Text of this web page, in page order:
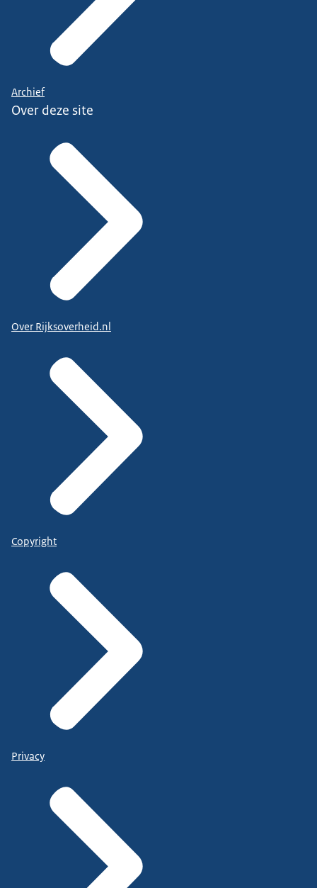
Archief
Over deze site
Over Rijksoverheid.nl
Copyright
Privacy